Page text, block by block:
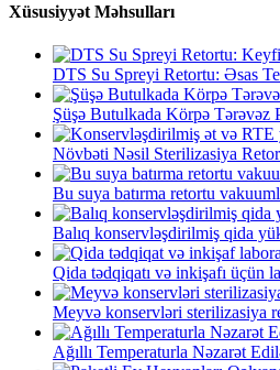
Xüsusiyyət Məhsulları
DTS Su Spreyi Retortu: Əsas
Şüşə Butulkada Körpə Tərəvəz
Növbəti Nəsil Sterilizasiya
Bu suya batırma retortu
Balıq konservləşdirilmiş qida
Qida tədqiqatı və inkişafı üçün
Meyvə konservləri sterilizasiya
Ağıllı Temperaturla Nəzarət